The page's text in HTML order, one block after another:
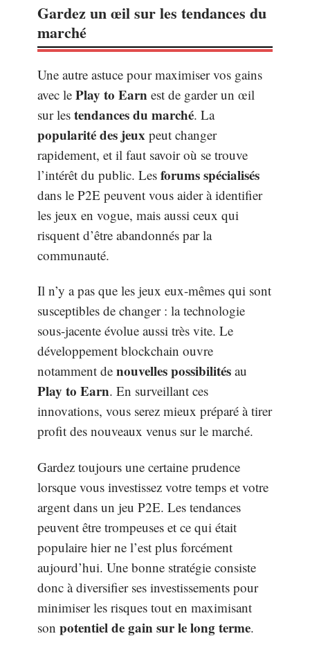
Gardez un œil sur les tendances du
marché
Une autre astuce pour maximiser vos gains
avec le Play to Earn est de garder un œil
sur les tendances du marché. La
popularité des jeux peut changer
rapidement, et il faut savoir où se trouve
l’intérêt du public. Les forums spécialisés
dans le P2E peuvent vous aider à identifier
les jeux en vogue, mais aussi ceux qui
risquent d’être abandonnés par la
communauté.
Il n’y a pas que les jeux eux-mêmes qui sont
susceptibles de changer : la technologie
sous-jacente évolue aussi très vite. Le
développement blockchain ouvre
notamment de nouvelles possibilités au
Play to Earn. En surveillant ces
innovations, vous serez mieux préparé à tirer
profit des nouveaux venus sur le marché.
Gardez toujours une certaine prudence
lorsque vous investissez votre temps et votre
argent dans un jeu P2E. Les tendances
peuvent être trompeuses et ce qui était
populaire hier ne l’est plus forcément
aujourd’hui. Une bonne stratégie consiste
donc à diversifier ses investissements pour
minimiser les risques tout en maximisant
son potentiel de gain sur le long terme.